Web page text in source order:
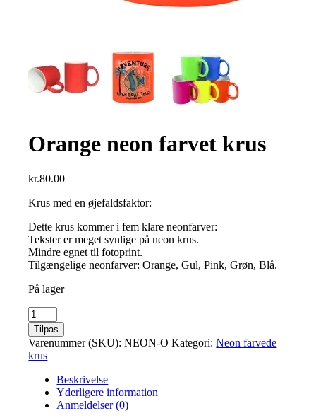
Orange neon farvet krus
kr.80.00
Krus med en øjefaldsfaktor:
Dette krus kommer i fem klare neonfarver:
Tekster er meget synlige på neon krus.
Mindre egnet til fotoprint.
Tilgængelige neonfarver: Orange, Gul, Pink, Grøn, Blå.
På lager
Orange
neon
farvet
krus
antal
Tilpas
Varenummer (SKU):NEON-O Kategori:Neon farvede
krus
Beskrivelse
Yderligere information
Anmeldelser (0)